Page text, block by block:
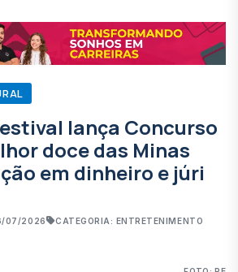
lança Concurso
doce das Minas
em dinheiro e júri
07/2026 CATEGORIA: ENTRETENIMENTO